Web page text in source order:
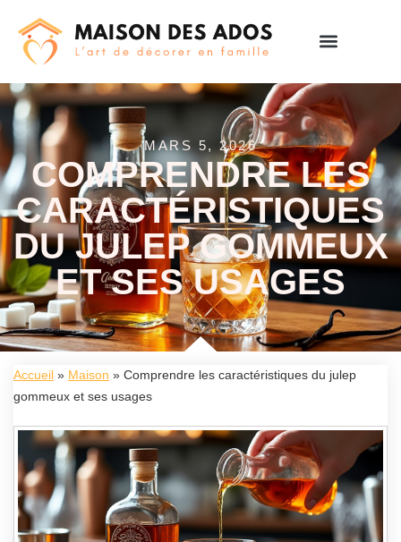
MARS 5, 2026
COMPRENDRE LES
CARACTÉRISTIQUES
DU JULEP GOMMEUX
ET SES USAGES
Accueil » Maison » Comprendre les caractéristiques du julep
gommeux et ses usages